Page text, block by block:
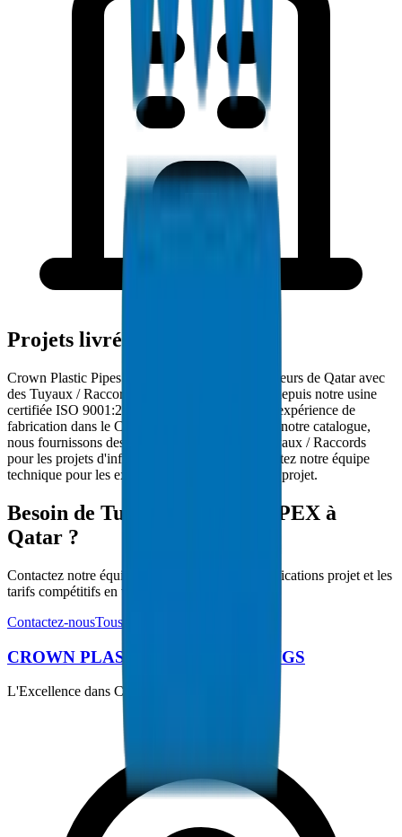
Projets livrés à Qatar
Crown Plastic Pipes approvisionne les entrepreneurs de Qatar avec
des Tuyaux / Raccords PEX livrés directement depuis notre usine
certifiée ISO 9001:2015. Avec plus de 30 ans d'expérience de
fabrication dans le CCG et 5000+ produits dans notre catalogue,
nous fournissons des solutions complètes de Tuyaux / Raccords
pour les projets d'infrastructure de Qatar. Contactez notre équipe
technique pour les exigences spécifiques à votre projet.
Besoin de Tuyaux / Raccords PEX à
Qatar ?
Contactez notre équipe technique pour les spécifications projet et les
tarifs compétitifs en volume.
Contactez-nousTous les produits
CROWN PLASTIC PIPES / FITTINGS
L'Excellence dans Chaque Tuyau